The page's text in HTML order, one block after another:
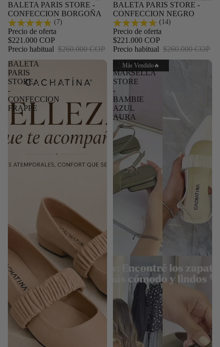
Oferta
BALETA PARIS STORE -
CONFECCION BORGOÑA
(7)
Precio de oferta
$221.000 COP
Precio habitual $260.000 COP
Oferta
BALETA PARIS STORE -
CONFECCION NEGRO
(14)
Precio de oferta
$221.000 COP
Precio habitual $260.000 COP
BALETA
PARIS
STORE
-
CONFECCION
FRAPPE
Más Vendido🔥
BALETA
MARSELLA
STORE
-
BAMBIE
AZUL
AURA